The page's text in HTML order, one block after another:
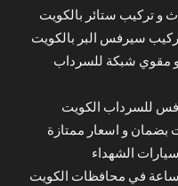
تركيب ستائر بالكويت
سيرفس البر بالكويت
شبكة للسرداب
للسرداب الكويت
و اسعار ممتازة
الشهداء